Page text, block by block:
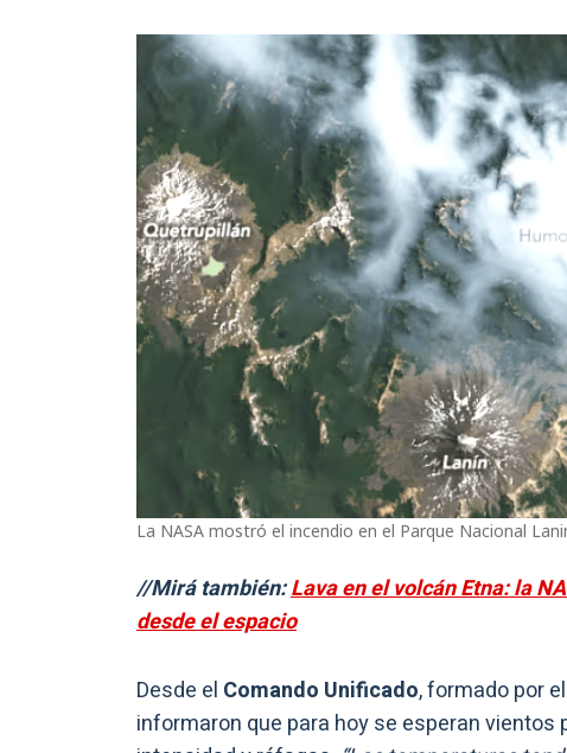
La NASA mostró el incendio en el Parque Nacional
//Mirá también:Lava en el volcán Etna: la
desde el espacio
Desde el Comando Unificado, formado por
informaron que para hoy se esperan